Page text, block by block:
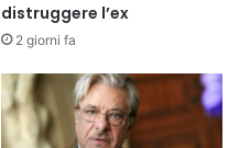
distruggere l’ex
2 giorni fa